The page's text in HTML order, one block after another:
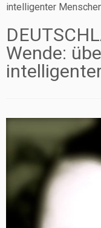
intelligenter
Wende: